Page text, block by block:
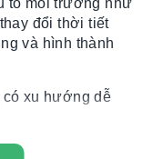
tố môi trường như
đổi thời tiết
và hình thành
xu hướng dễ
tố, da không